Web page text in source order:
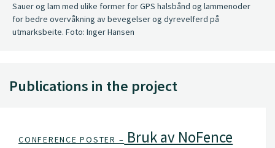
Sauer og lam med ulike former for GPS halsbånd og lammenoder
for bedre overvåkning av bevegelser og dyrevelferd på
utmarksbeite. Foto: Inger Hansen
Publications in the project
CONFERENCE POSTER – Bruk av NoFence